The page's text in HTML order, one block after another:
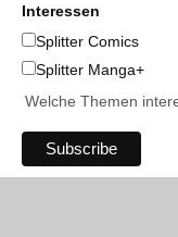
Interessen
Splitter Comics
Splitter Manga+
Welche Themen